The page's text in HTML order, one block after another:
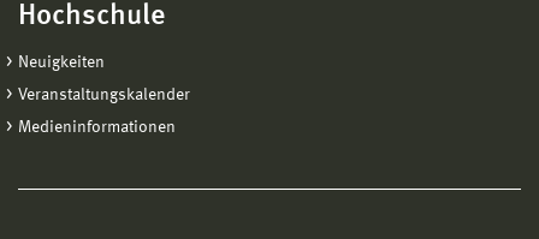
Hochschule
Neuigkeiten
Veranstaltungskalender
Medieninformationen